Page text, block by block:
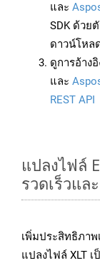
และ
SDK ด้วย
ดาวน์โหล
ดูการอ้าง
และ
REST API
แปลงไฟล์
รวดเร็วแล
เพิ่มประสิทธิภา
แปลงไฟล์ XLT